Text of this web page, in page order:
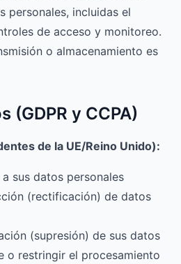
personales, incluidas el
de acceso y monitoreo.
o almacenamiento es
(GDPR y CCPA)
de la UE/Reino Unido):
sus datos personales
(rectificación) de datos
(supresión) de sus datos
o restringir el procesamiento